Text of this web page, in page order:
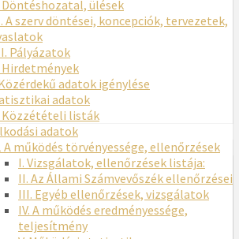
Döntéshozatal, ülések
A szerv döntései, koncepciók, tervezetek,
Pályázatok
Hirdetmények
adatok igénylése
adatok
Közzétételi listák
adatok
A működés törvényessége, ellenőrzések
I. Vizsgálatok, ellenőrzések listája:
II. Az Állami Számvevőszék ellenőrzései
III. Egyéb ellenőrzések, vizsgálatok
IV. A működés eredményessége,
teljesítmény